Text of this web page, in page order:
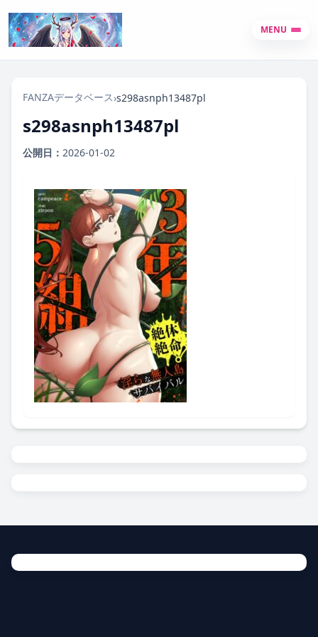
MENU
FANZAデータベース›s298asnph13487pl
s298asnph13487pl
公開日： 2026-01-02